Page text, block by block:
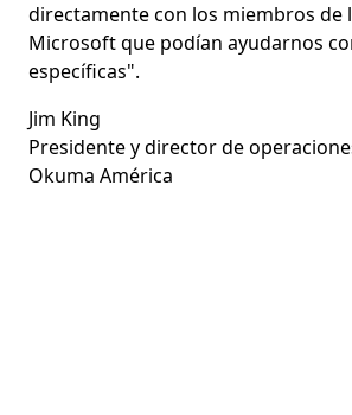
directamente con los miembros de
Microsoft que podían ayudarnos
específicas".
Jim King
Presidente y director de
Okuma América